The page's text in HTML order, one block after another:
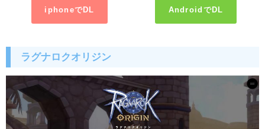
iphoneでDL AndroidでDL
ラグナロクオリジン